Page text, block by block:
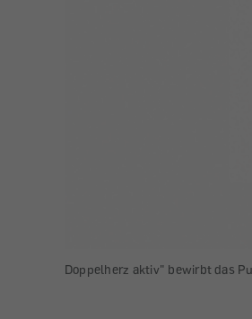
Doppelherz aktiv" bewirbt das